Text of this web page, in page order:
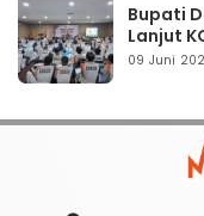
Bupati
Lanjut
09 Juni